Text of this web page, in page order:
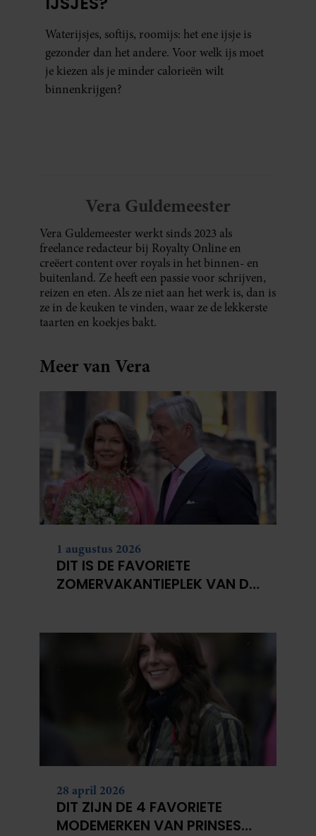
Waterijsjes, softijs, roomijs: het ene ijsje is
gezonder dan het andere. Voor welk ijs moet
je kiezen als je minder calorieën wilt
binnenkrijgen?
Vera Guldemeester
Vera Guldemeester werkt sinds 2023 als
freelance redacteur bij Royalty Online en
creëert content over royals in het binnen- en
buitenland. Ze heeft een passie voor schrijven,
reizen en eten. Als ze niet aan het werk is, dan is
ze in de keuken te vinden, waar ze de lekkerste
taarten en koekjes bakt.
Meer van Vera
1 augustus 2026
DIT IS DE FAVORIETE
ZOMERVAKANTIEPLEK VAN DE
28 april 2026
DIT ZIJN DE 4 FAVORIETE
MODEMERKEN VAN PRINSES